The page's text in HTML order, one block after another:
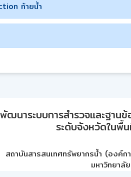
ท้ายน้ำ
ฒนาระบบการสำรวจและฐา
ระดับจังหวัดในพื้
สถาบันสารสนเทศทรัพยากรน้ำ (องค์ก
มหาวิทยาลั